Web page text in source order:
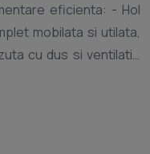
eficienta: - Hol
mobilata si utilata,
cu dus si ventilatie
friendly - Internet si
este complet
Zona